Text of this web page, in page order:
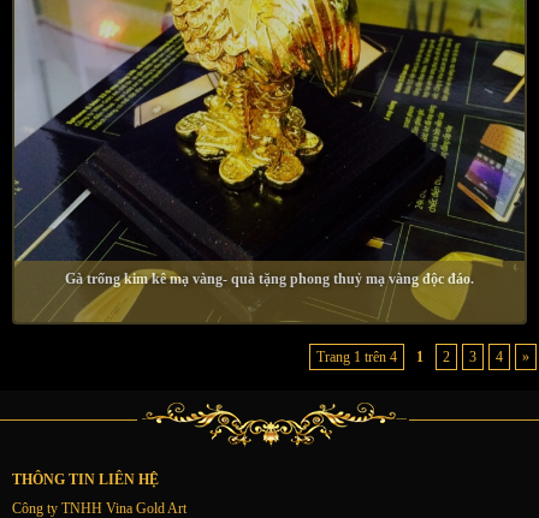
Gà trống kim kê mạ vàng- quà tặng phong thuỷ mạ vàng độc đáo.
Trang 1 trên 4 1 2 3 4 »
THÔNG TIN LIÊN HỆ
Công ty TNHH Vina Gold Art